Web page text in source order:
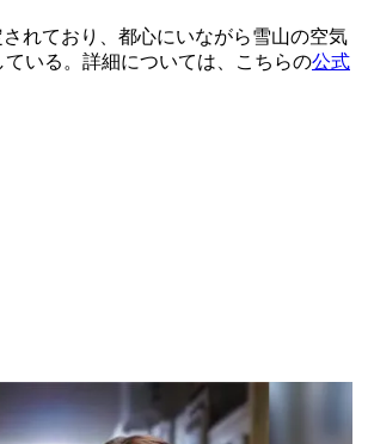
れており、都心にいながら雪山の空気
いる。詳細については、こちらの公式